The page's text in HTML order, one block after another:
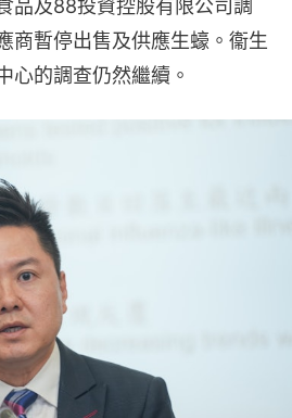
品及88投資控股有限公司調
商暫停出售及供應生蠔。衞生
心的調查仍然繼續。